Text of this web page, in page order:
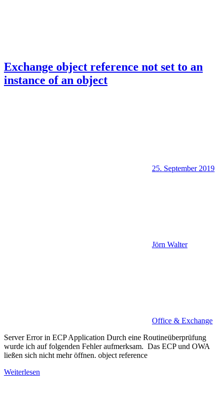
Exchange object reference not set to an
instance of an object
25. September 2019
Jörn Walter
Office & Exchange
Server Error in ECP Application Durch eine Routineüberprüfung
wurde ich auf folgenden Fehler aufmerksam. Das ECP und OWA
ließen sich nicht mehr öffnen. object reference
Weiterlesen